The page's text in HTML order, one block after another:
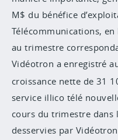
M$ du bénéfice
Télécommunications,
au trimestre
Vidéotron a enregistré
croissance nette de 31
service illico télé
cours du trimestre dans
desservies par